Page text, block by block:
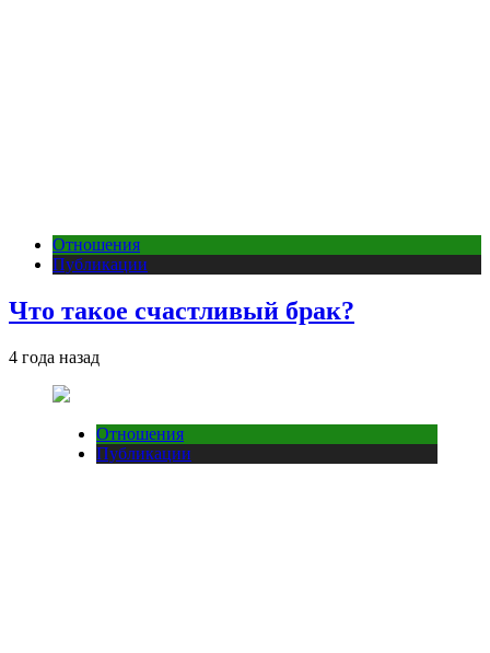
Отношения
Публикации
Что такое счастливый брак?
4 года назад
Отношения
Публикации